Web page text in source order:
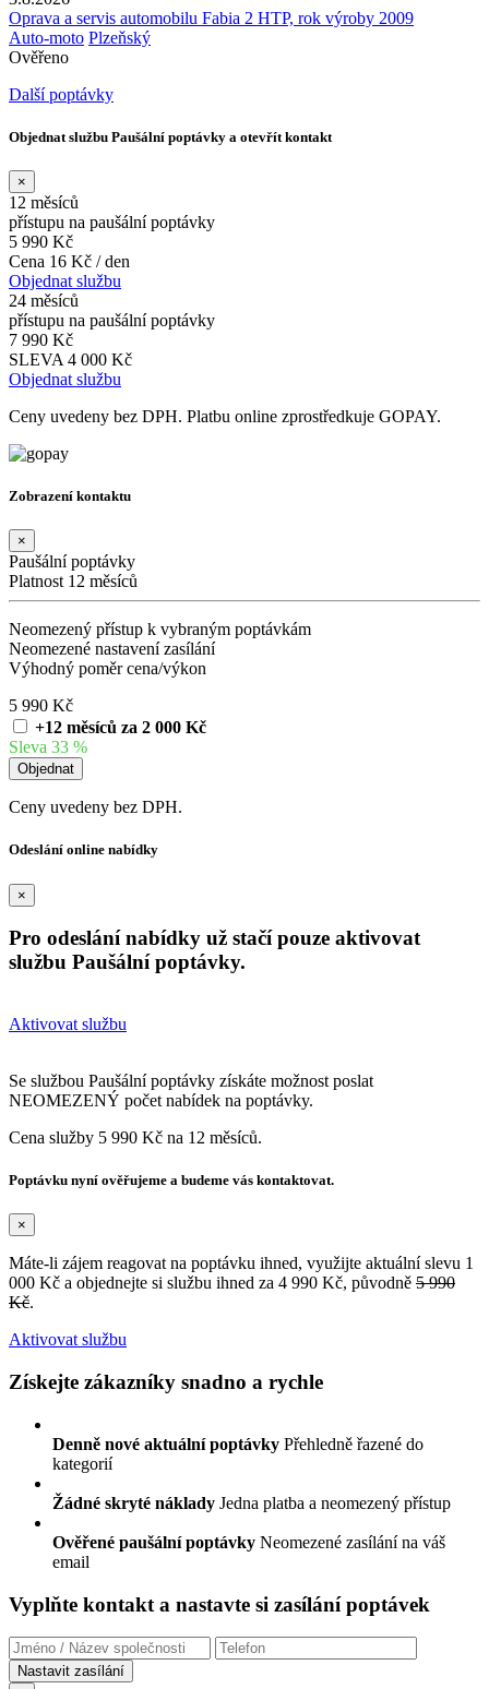
Oprava a servis automobilu Fabia 2 HTP, rok výroby 2009
Auto-moto Plzeňský
Ověřeno
Další poptávky
Objednat službu Paušální poptávky a otevřít kontakt
×
12 měsíců
přístupu na paušální poptávky
5 990 Kč
Cena 16 Kč / den
Objednat službu
24 měsíců
přístupu na paušální poptávky
7 990 Kč
SLEVA 4 000 Kč
Objednat službu
Ceny uvedeny bez DPH. Platbu online zprostředkuje GOPAY.
Zobrazení kontaktu
×
Paušální poptávky
Platnost 12 měsíců
Neomezený přístup k vybraným poptávkám
Neomezené nastavení zasílání
Výhodný poměr cena/výkon
5 990 Kč
+12 měsíců za 2 000 Kč
Sleva 33 %
Ceny uvedeny bez DPH.
Odeslání online nabídky
×
Pro odeslání nabídky už stačí pouze aktivovat
službu Paušální poptávky.
Aktivovat službu
Se službou Paušální poptávky získáte možnost poslat
NEOMEZENÝ počet nabídek na poptávky.
Cena služby 5 990 Kč na 12 měsíců.
Poptávku nyní ověřujeme a budeme vás kontaktovat.
×
Máte-li zájem reagovat na poptávku ihned, využijte aktuální slevu 1
000 Kč a objednejte si službu ihned za 4 990 Kč, původně 5 990
Kč.
Aktivovat službu
Získejte zákazníky snadno a rychle
Denně nové aktuální poptávky Přehledně řazené do
kategorií
Žádné skryté náklady Jedna platba a neomezený přístup
Ověřené paušální poptávky Neomezené zasílání na váš
email
Vyplňte kontakt a nastavte si zasílání poptávek